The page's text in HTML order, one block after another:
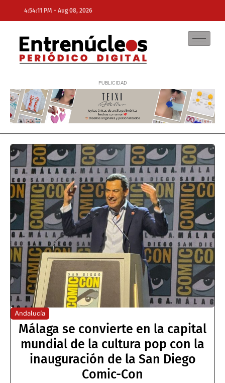
4:54:11 PM - Aug 08, 2026
NE
Andalucía
Málaga se convierte en la capital
mundial de la cultura pop con la
inauguración de la San Diego
Comic-Con